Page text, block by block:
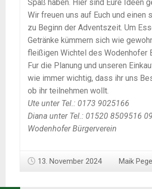
Spaß haben. Hier sind Eure Ideen
Wir freuen uns auf Euch und einen
zu Beginn der Adventszeit. Um
Getränke kümmern sich wie
fleißigen Wichtel des Wodenhofer
Fur die Planung und unseren
wie immer wichtig, dass ihr uns
ob ihr teilnehmen wollt.
Ute unter Tel.: 0173 9025166
Diana unter Tel.: 01520 8509516
Wodenhofer Bürgerverein
13. November 2024 Maik Pegel